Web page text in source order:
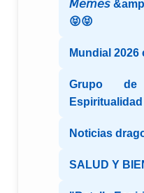
𝘔𝘦𝘮𝘦𝘴
😝😝
Mundial
Grupo
Espiritualidad
Noticias
SALUD Y